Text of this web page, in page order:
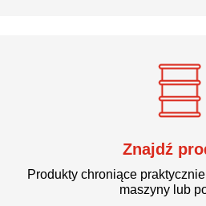
Znajdź
Produkty chroniące
maszyny lub